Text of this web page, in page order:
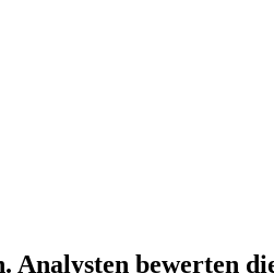
Analysten bewerten